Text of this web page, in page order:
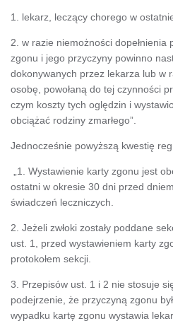
1. lekarz, leczący chorego w
2. w razie niemożności dopełnienia
zgonu i jego przyczyny powinno
dokonywanych przez lekarza lub w
osobę, powołaną do tej czynności
czym koszty tych oględzin i
obciążać rodziny zmarłego”.
Jednocześnie powyższą kwestię
„1. Wystawienie karty zgonu jest
ostatni w okresie 30 dni przed
świadczeń leczniczych.
2. Jeżeli zwłoki zostały poddane
ust. 1, przed wystawieniem karty
protokołem sekcji.
3. Przepisów ust. 1 i 2 nie stosuje
podejrzenie, że przyczyną zgonu
wypadku kartę zgonu wystawia